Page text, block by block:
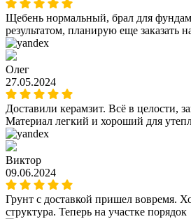
Щебень нормальный, брал для
результатом, планирую еще заказать
Олег
27.05.2024
Доставили керамзит. Всё в целости,
Материал легкий и хороший для
Виктор
09.06.2024
Грунт с доставкой пришел вовремя.
структура. Теперь на участке порядок